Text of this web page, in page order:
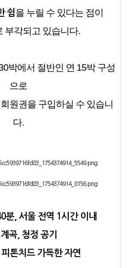
쉼을 누릴 수 있다는 점이
부각되고 있습니다.
박에서 절반인 연 15박 구성
으로
원권을 구입하실 수 있습니
다.
분, 서울 전역 1시간 이내
곡, 청정 공기
톤치드 가득한 자연